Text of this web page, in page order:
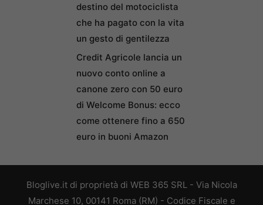
destino del motociclista
che ha pagato con la vita
un gesto di gentilezza
Credit Agricole lancia un
nuovo conto online a
canone zero con 50 euro
di Welcome Bonus: ecco
come ottenere fino a 650
euro in buoni Amazon
Bloglive.it di proprietà di WEB 365 SRL - Via Nicola
Marchese 10, 00141 Roma (RM) - Codice Fiscale e